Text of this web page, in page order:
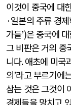
이것이 중국에 대
·일본의 주류 경
가들’)은 중국에
그 비판은 거의 중
니다.애초에 미국
의’라고 부르기에
삼는 것은 그것이
경제들을 망치고